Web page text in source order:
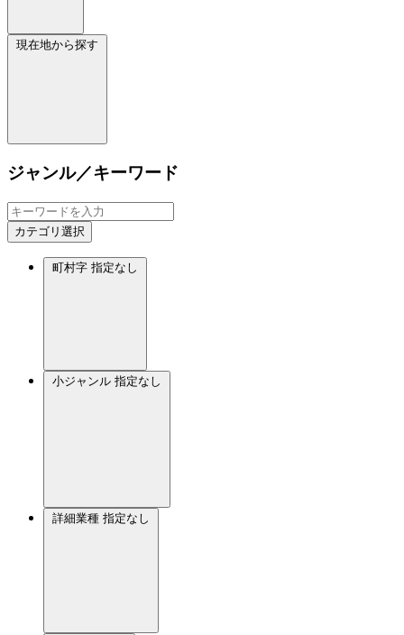
現在地から探す
ジャンル／キーワード
カテゴリ選択
町村字 指定なし
小ジャンル 指定なし
詳細業種 指定なし